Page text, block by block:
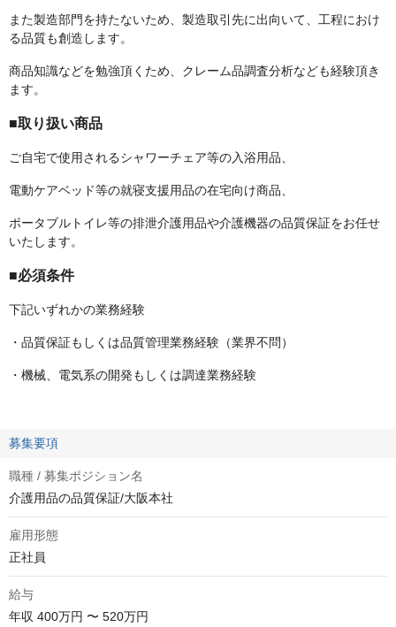
また製造部門を持たないため、製造取引先に出向いて、工程におけ
る品質も創造します。
商品知識などを勉強頂くため、クレーム品調査分析なども経験頂き
ます。
■取り扱い商品
ご自宅で使用されるシャワーチェア等の入浴用品、
電動ケアベッド等の就寝支援用品の在宅向け商品、
ポータブルトイレ等の排泄介護用品や介護機器の品質保証をお任せ
いたします。
■必須条件
下記いずれかの業務経験
・品質保証もしくは品質管理業務経験（業界不問）
・機械、電気系の開発もしくは調達業務経験
募集要項
職種 / 募集ポジション名
介護用品の品質保証/大阪本社
雇用形態
正社員
給与
年収 400万円 〜 520万円